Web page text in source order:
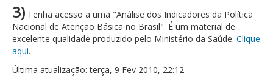
3) Tenha acesso a uma "Análise dos Indicadores da Política
Nacional de Atenção Básica no Brasil". É um material de
excelente qualidade produzido pelo Ministério da Saúde. Clique
aqui.
Última atualização: terça, 9 Fev 2010, 22:12